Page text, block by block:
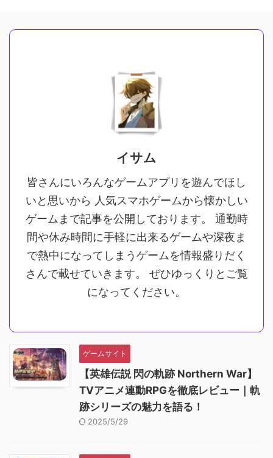
イサム
皆さんにいろんなゲームアプリを遊んでほし
いと思いから 人気スマホゲームから懐かしい
ゲームまで記事を公開しております。 通勤時
間や休み時間に手軽に出来るゲームや深夜ま
で熱中になってしまうゲームを情報盛りだく
さんで載せていきます。 ぜひゆっくりとご覧
になってください。
ゲームサイト
【英雄伝説 閃の軌跡 Northern War】
TVアニメ連動RPGを徹底レビュー｜軌
跡シリーズの魅力を語る！
2025/5/29